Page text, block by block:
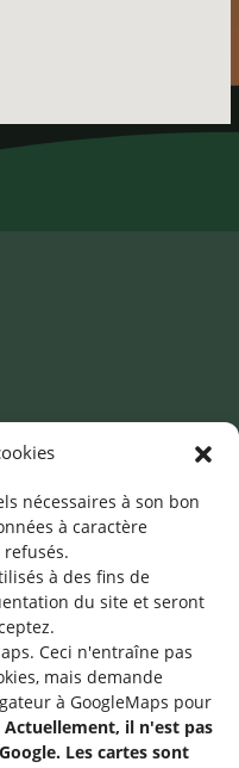
nécessaires à son bon
à caractère
à des fins de
du site et seront
Ceci n'entraîne pas
mais demande
à GoogleMaps pour
Actuellement, il n'est pas
Les cartes sont